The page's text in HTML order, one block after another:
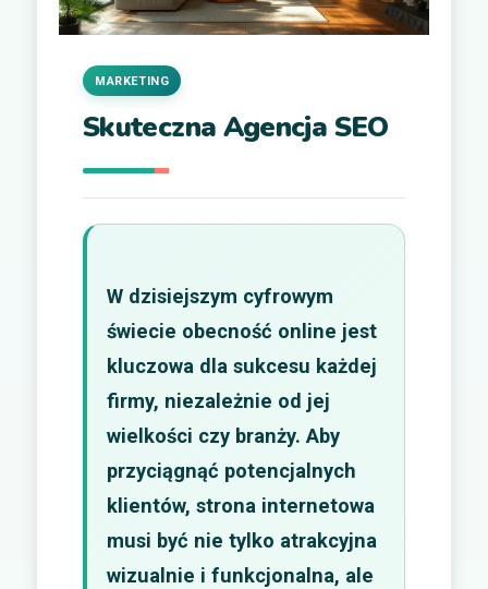
Skuteczna Agencja SEO
MARKETING
W dzisiejszym cyfrowym
świecie obecność online jest
kluczowa dla sukcesu każdej
firmy, niezależnie od jej
wielkości czy branży. Aby
przyciągnąć potencjalnych
klientów, strona internetowa
musi być nie tylko atrakcyjna
wizualnie i funkcjonalna, ale